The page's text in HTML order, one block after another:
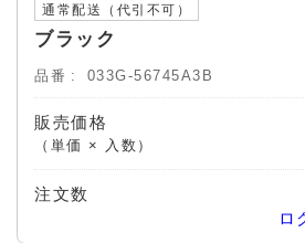
通常配送（代引不可）
ブラック
品番 033G-56745A3B
販売価格
（単価 × 入数）
注文数
ロ